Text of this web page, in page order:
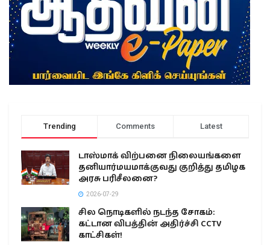
Trending Comments Latest
டாஸ்மாக் விற்பனை நிலையங்களை
தனியார்மயமாக்குவது குறித்து தமிழக
அரசு பரிசீலனை?
2026-07-29
சில நொடிகளில் நடந்த சோகம்:
கட்டான விபத்தின் அதிர்ச்சி CCTV
காட்சிகள்!